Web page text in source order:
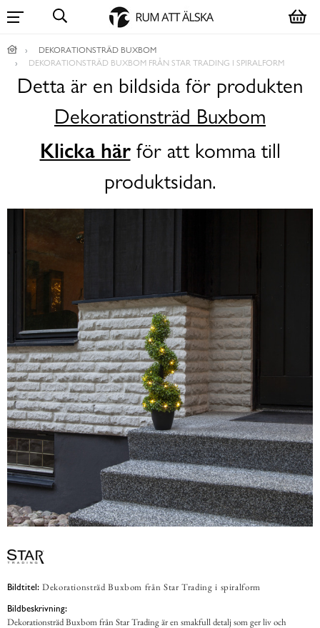
DEKORATIONSTRÄD BUXBOM
DEKORATIONSTRÄD BUXBOM FRÅN STAR TRADING I SPIRALFORM
Detta är en bildsida för produkten
Dekorationsträd Buxbom
Klicka härför att komma till
produktsidan.
Bildtitel: Dekorationsträd Buxbom från Star Trading i spiralform
Bildbeskrivning:
Dekorationsträd Buxbom från Star Trading är en smakfull detalj som ger liv och